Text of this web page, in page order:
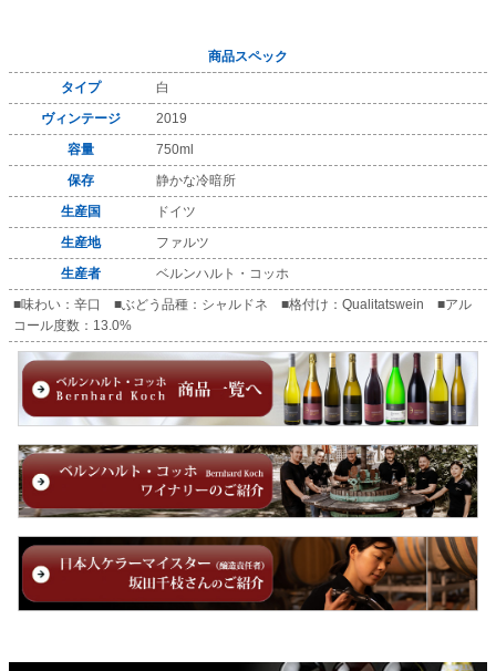
商品スペック
タイプ
白
ヴィンテージ
2019
容量
750ml
保存
静かな冷暗所
生産国
ドイツ
生産地
ファルツ
生産者
ベルンハルト・コッホ
■味わい：辛口 ■ぶどう品種：シャルドネ ■格付け：Qualitatswein ■アル
コール度数：13.0%